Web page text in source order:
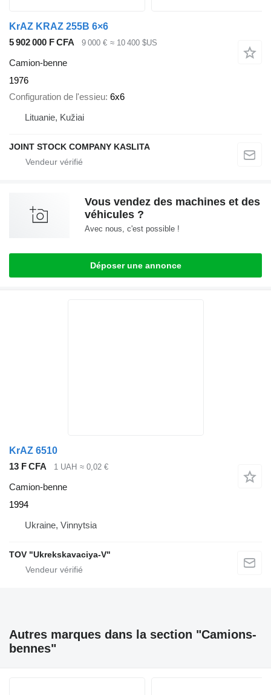
KrAZ KRAZ 255B 6×6
5 902 000 F CFA
9 000 € ≈ 10 400 $US
Camion-benne
1976
Configuration de l'essieu 6x6
Lituanie, Kužiai
JOINT STOCK COMPANY KASLITA
Vous vendez des machines et des
véhicules ?
Avec nous, c'est possible !
Déposer une annonce
KrAZ 6510
13 F CFA
1 UAH ≈ 0,02 €
Camion-benne
1994
Ukraine, Vinnytsia
TOV "Ukrekskavaciya-V"
Autres marques dans la section "Camions-
bennes"